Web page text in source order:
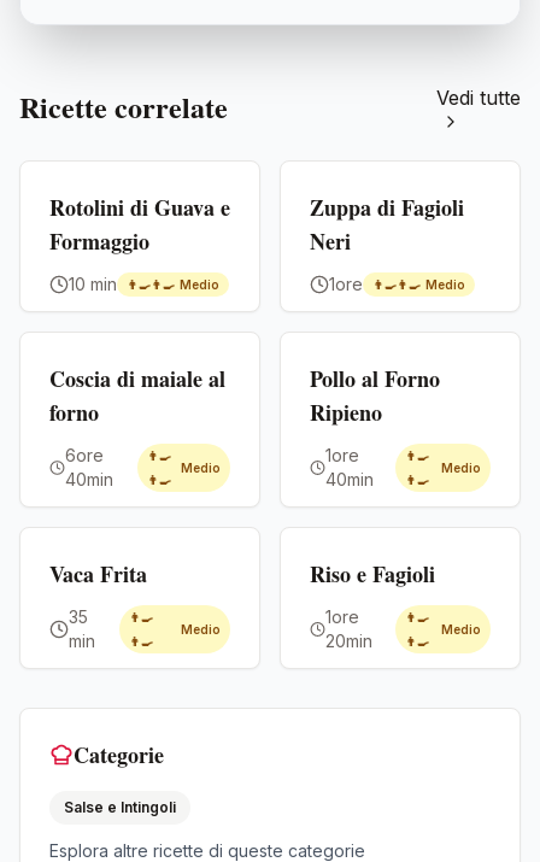
Ricette correlate Vedi tutte
Rotolini di Guava e
Formaggio
10 min 👨‍🍳👨‍🍳 Medio
Zuppa di Fagioli
Neri
1ore 👨‍🍳👨‍🍳 Medio
Coscia di maiale al
forno
6ore
40min
👨‍🍳
👨‍🍳
Medio
Pollo al Forno
Ripieno
1ore
40min
👨‍🍳
👨‍🍳
Medio
Vaca Frita
35
min
👨‍🍳
👨‍🍳
Medio
Riso e Fagioli
1ore
20min
👨‍🍳
👨‍🍳
Medio
Categorie
Salse e Intingoli
Esplora altre ricette di queste categorie